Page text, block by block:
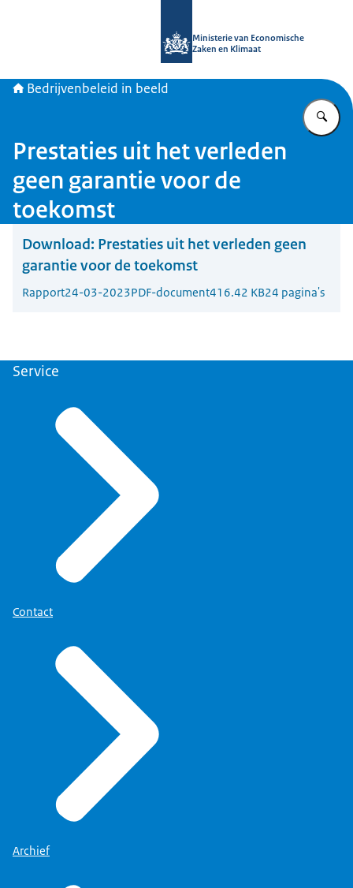
Ministerie van Economische
Zaken en Klimaat
Bedrijvenbeleid in beeld
Prestaties uit het verleden
geen garantie voor de
toekomst
Download: Prestaties uit het verleden geen
garantie voor de toekomst
Rapport24-03-2023PDF-document416.42 KB24 pagina's
Service
Contact
Archief